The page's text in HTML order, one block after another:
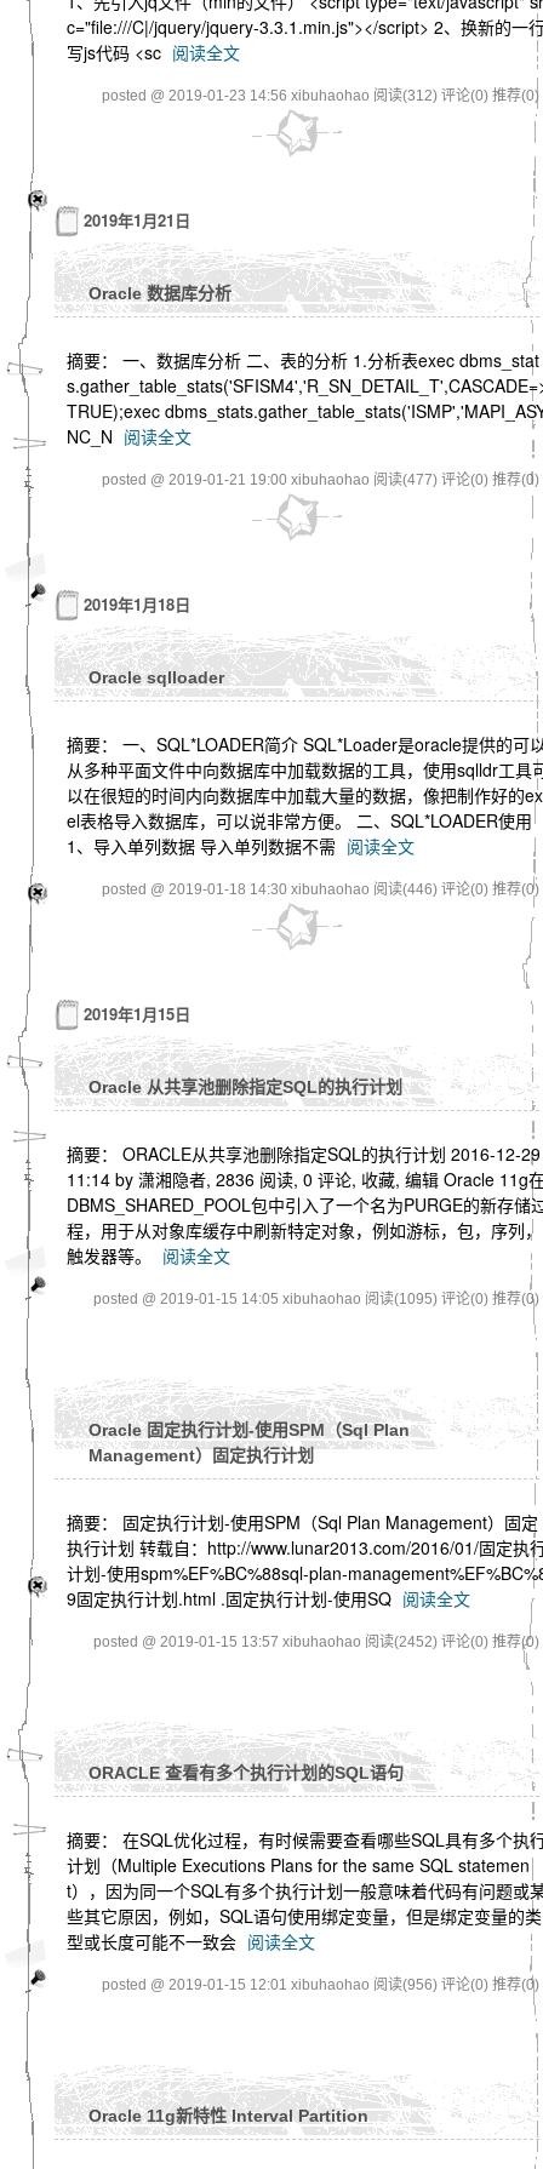
c="file:///C|/jquery/jquery-3.3.1.min.js"></script> 2、换新的一
写js代码 <sc 阅读全文
posted @ 2019-01-23 14:56 xibuhaohao 阅读(312) 评论(0) 推荐(0)
2019年1月21日
Oracle 数据库分析
摘要： 一、数据库分析 二、表的分析 1.分析表exec dbms_stat
TRUE);exec
NC_N 阅读全文
posted @ 2019-01-21 19:00 xibuhaohao 阅读(477) 评论(0) 推荐(0)
2019年1月18日
Oracle sqlloader
摘要： 一、SQL*LOADER简介 SQL*Loader是oracle提供的可
从多种平面文件中向数据库中加载数据的工具，使用sqlldr工具
以在很短的时间内向数据库中加载大量的数据，像把制作好的
el表格导入数据库，可以说非常方便。 二、SQL*LOADER使用
1、导入单列数据 导入单列数据不需 阅读全文
posted @ 2019-01-18 14:30 xibuhaohao 阅读(446) 评论(0) 推荐(0)
2019年1月15日
Oracle 从共享池删除指定SQL的执行计划
摘要： ORACLE从共享池删除指定SQL的执行计划 2016-12-29
11:14 by 潇湘隐者, 2836 阅读, 0 评论, 收藏, 编辑 Oracle 11g
DBMS_SHARED_POOL包中引入了一个名为PURGE的新存储
程，用于从对象库缓存中刷新特定对象，例如游标，包，序列，
触发器等。
阅读全文
posted @ 2019-01-15 14:05 xibuhaohao 阅读(1095) 评论(0) 推荐(0)
Oracle 固定执行计划-使用SPM（Sql Plan
Management）固定执行计划
摘要： 固定执行计划-使用SPM（Sql Plan Management）固定
执行计划 转载自：http://www.lunar2013.com/2016/01/固定执
计划-使用spm%EF%BC%88sql-plan-
9固定执行计划.html .固定执行计划-使用SQ 阅读全文
posted @ 2019-01-15 13:57 xibuhaohao 阅读(2452) 评论(0) 推荐(0)
ORACLE 查看有多个执行计划的SQL语句
摘要： 在SQL优化过程，有时候需要查看哪些SQL具有多个执
计划（Multiple Executions Plans for the same SQL statemen
t），因为同一个SQL有多个执行计划一般意味着代码有问题或
些其它原因，例如，SQL语句使用绑定变量，但是绑定变量的类
型或长度可能不一致会 阅读全文
posted @ 2019-01-15 12:01 xibuhaohao 阅读(956) 评论(0) 推荐(0)
Oracle 11g新特性 Interval Partition